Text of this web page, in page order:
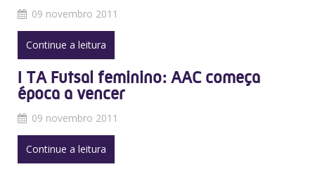
09 novembro 2011
Continue a leitura
I TA Futsal feminino: AAC começa
época a vencer
09 novembro 2011
Continue a leitura